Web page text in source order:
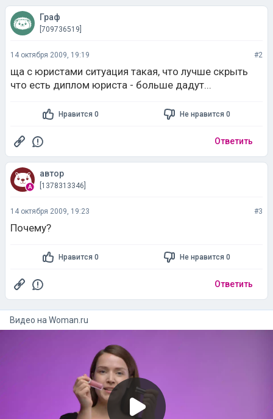
Граф
[709736519]
14 октября 2009, 19:19 #2
ща с юристами ситуация такая, что лучше скрыть
что есть диплом юриста - больше дадут...
Нравится 0 Не нравится 0
Ответить
автор
[1378313346]
14 октября 2009, 19:23 #3
Почему?
Нравится 0 Не нравится 0
Ответить
Видео на woman.ru